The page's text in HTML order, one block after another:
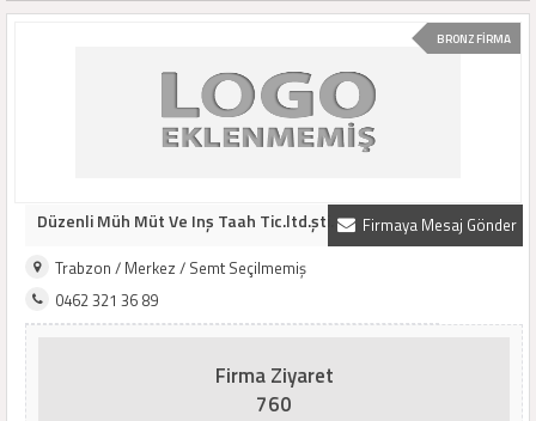
BRONZ FİRMA
Firmaya Mesaj Gönder
Düzenli Müh Müt Ve Inş Taah Tic.ltd.şti.
Trabzon / Merkez / Semt Seçilmemiş
0462 321 36 89
Firma Ziyaret
760